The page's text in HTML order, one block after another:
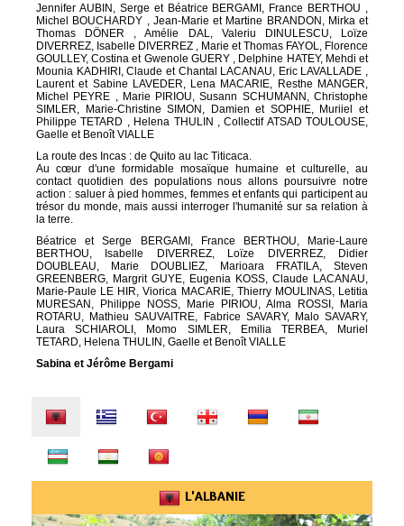
Jennifer AUBIN , Serge et Béatrice BERGAMI , France BERTHOU
Michel BOUCHARDY , Jean-Marie et Martine BRANDON , Mirka et
Thomas DÖNER , Amélie DAL , Valeriu DINULESCU , Loïze
DIVERREZ , Isabelle DIVERREZ , Marie et Thomas FAYOL
, Florence
GOULLEY, Costina et Gwenole GUERY , Delphine HATEY, Mehdi et
Mounia KADHIRI, Claude et Chantal LACANAU , Eric LAVALLADE
Laurent et Sabine LAVEDER , Lena MACARIE , Resthe MANGER
Michel PEYRE , Marie PIRIOU , Susann SCHUMANN , Christophe
SIMLER , Marie-ChristineSIMON , Damien et SOPHIE, Muriiel et
PhilippeTETARD , Helena THULIN , Collectif ATSAD TOULOUSE
Gaelle et BenoîtVIALLE
La route des Incas : de Quito au lac Titicaca.
Au cœur d'une formidable mosaïque humaine et culturelle, au
contact quotidien des populations nous allons poursuivre notre
action : saluer à pied hommes, femmes et enfants qui participent au
trésor du monde, mais aussi interroger l'humanité sur sa relation à
la terre.
Béatrice et Serge
BERGAMI, France BERTHOU , Marie-Laure
BERTHOU , Isabelle DIVERREZ, Loïze DIVERREZ, Didier
DOUBLEAU , Marie DOUBLIEZ , Marioara FRATILA, Steven
GREENBERG , Margrit GUYE , Eugenia KOSS , Claude LACANAU
Marie-Paule LE HIR , Viorica MACARIE, Thierry MOULINAS, Letitia
MURESAN , Philippe NOSS , Marie PIRIOU , Alma ROSSI , Maria
ROTARU , MathieuSAUVAITRE , Fabrice SAVARY, MaloSAVARY,
LauraSCHIAROLI , Momo SIMLER , Emilia TERBEA, Muriel
TETARD , Helena THULIN , Gaelle et BenoîtVIALLE
Sabina et Jérôme Bergami
Nos
L'ALBANIE